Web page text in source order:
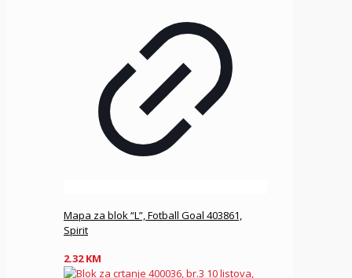
Mapa za blok “L”, Fotball Goal 403861,
Spirit
2.32KM